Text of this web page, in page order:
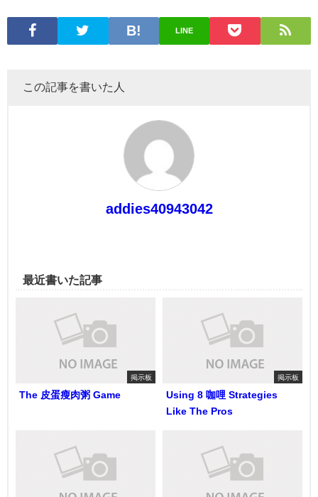
LINE
この記事を書いた人
addies40943042
最近書いた記事
掲示板
The 皮蛋瘦肉粥 Game
掲示板
Using 8 咖哩 Strategies
Like The Pros